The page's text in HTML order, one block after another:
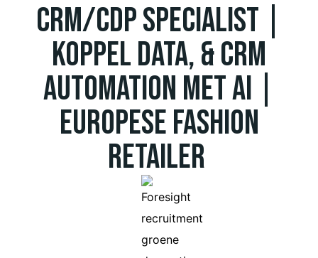
CRM/CDP Specialist |
Koppel Data, & CRM
Automation met AI |
Europese Fashion
Retailer